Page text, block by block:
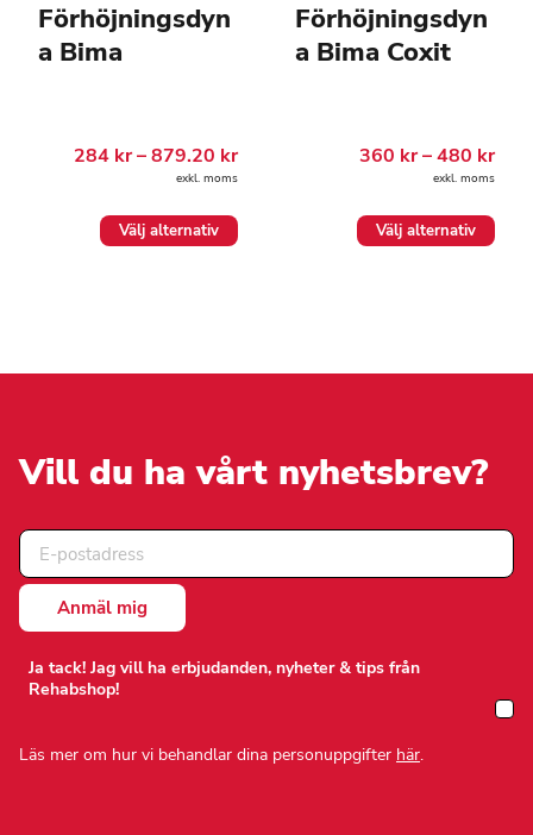
Förhöjningsdyn
a Bima
284 kr–879.20 krPrisintervall:
284.00 kr
till
exkl. moms
Välj alternativ
olika
på
produktsidan
Förhöjningsdyn
a Bima Coxit
360 kr–480 kr
till
exkl. moms
Välj alternativ
olika
på
produktsidan
Vill du ha vårt nyhetsbrev?
Ja tack! Jag vill ha erbjudanden, nyheter & tips från
Rehabshop!
Läs mer om hur vi behandlar dina personuppgifter här.